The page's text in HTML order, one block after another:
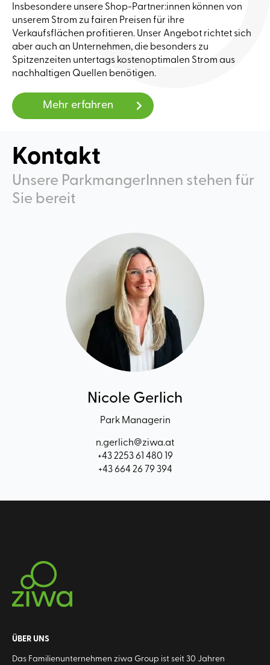
Insbesondere unsere Shop-Partner:innen können von
unserem Strom zu fairen Preisen für ihre
Verkaufsflächen profitieren. Unser Angebot richtet sich
aber auch an Unternehmen, die besonders zu
Spitzenzeiten untertags kostenoptimalen Strom aus
nachhaltigen Quellen benötigen.
Mehr erfahren
Kontakt
Unsere ParkmangerInnen stehen für
Sie bereit
Nicole Gerlich
Park Managerin
n.gerlich@ziwa.at
+43 2253 61 480 19
+43 664 26 79 394
ÜBER UNS
Das Familienunternehmen ziwa Group ist seit 30 Jahren